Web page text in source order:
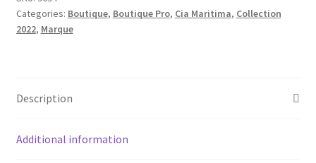
quantity
Categories: Boutique, Boutique Pro, Cia Maritima, Collection
2022, Marque
Description
Additional information